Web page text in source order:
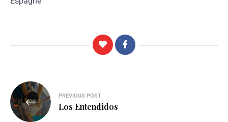
PREVIOUS POST
Los Entendidos